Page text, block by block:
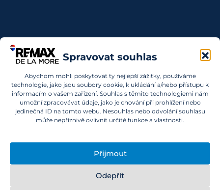
Spravovat souhlas
Abychom mohli poskytovat ty nejlepší zážitky, používáme
technologie, jako jsou soubory cookie, k ukládání a/nebo přístupu k
informacím o vašem zařízení. Souhlas s těmito technologiemi nám
umožní zpracovávat údaje, jako je chování při prohlížení nebo
jedinečná ID na tomto webu. Nesouhlas nebo odvolání souhlasu
může nepříznivě ovlivnit určité funkce a vlastnosti.
Přijmout
Odepřít
Kontaktujte Nás
Chcete investovat do nemovitostí v SAE a nevíte,
kde začít? Obraťte se na nás.
info@remaxdelamore.com